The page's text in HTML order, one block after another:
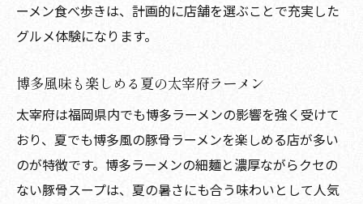
ーメン食べ歩きは、計画的に店舗を選ぶことで充実した
グルメ体験になります。
博多風味も楽しめる夏の太宰府ラーメン
太宰府は福岡県内でも博多ラーメンの影響を強く受けて
おり、夏でも博多風の豚骨ラーメンを楽しめる店が多い
のが特徴です。博多ラーメンの細麺と濃厚ながらクセの
ない豚骨スープは、夏の暑さにも合う味わいとして人気